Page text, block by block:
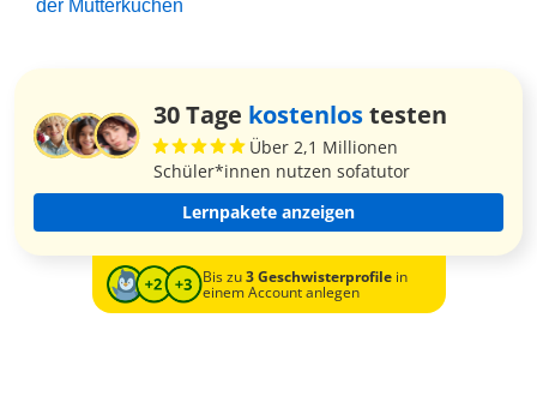
der Mutterkuchen
30 Tage kostenlostesten
Über 2,1 Millionen
Schüler*innen nutzen sofatutor
Lernpakete anzeigen
Bis zu3 Geschwisterprofilein
einem Account anlegen